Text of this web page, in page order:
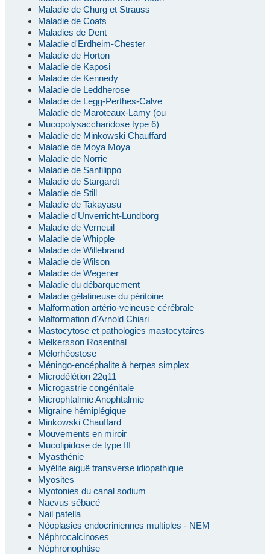
Maladie de Churg et Strauss
Maladie de Coats
Maladies de Dent
Maladie d'Erdheim-Chester
Maladie de Horton
Maladie de Kaposi
Maladie de Kennedy
Maladie de Leddherose
Maladie de Legg-Perthes-Calve
Maladie de Maroteaux-Lamy (ou
Mucopolysaccharidose type 6)
Maladie de Minkowski Chauffard
Maladie de Moya Moya
Maladie de Norrie
Maladie de Sanfilippo
Maladie de Stargardt
Maladie de Still
Maladie de Takayasu
Maladie d'Unverricht-Lundborg
Maladie de Verneuil
Maladie de Whipple
Maladie de Willebrand
Maladie de Wilson
Maladie de Wegener
Maladie du débarquement
Maladie gélatineuse du péritoine
Malformation artério-veineuse cérébrale
Malformation d'Arnold Chiari
Mastocytose et pathologies mastocytaires
Melkersson Rosenthal
Mélorhéostose
Méningo-encéphalite à herpes simplex
Microdélétion 22q11
Microgastrie congénitale
Microphtalmie Anophtalmie
Migraine hémiplégique
Minkowski Chauffard
Mouvements en miroir
Mucolipidose de type III
Myasthénie
Myélite aiguë transverse idiopathique
Myosites
Myotonies du canal sodium
Naevus sébacé
Nail patella
Néoplasies endocriniennes multiples - NEM
Néphrocalcinoses
Néphronophtise